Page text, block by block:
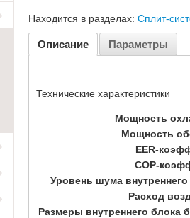
Находится в разделах: Сплит-
Описание Параметры
Технические характеристики
Мощность
Мощность
EER-
COP-
Уровень шума
Расход
Размеры внутреннего блока